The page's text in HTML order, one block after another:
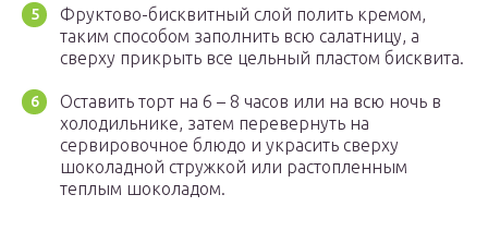
Фруктово-бисквитный слой полить кремом,
таким способом заполнить всю салатницу, а
сверху прикрыть все цельный пластом бисквита.
Оставить торт на 6 – 8 часов или на всю ночь в
холодильнике, затем перевернуть на
сервировочное блюдо и украсить сверху
шоколадной стружкой или растопленным
теплым шоколадом.